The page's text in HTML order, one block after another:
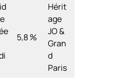
5,8 %
Hérit
age
JO &
Gran
d
Paris